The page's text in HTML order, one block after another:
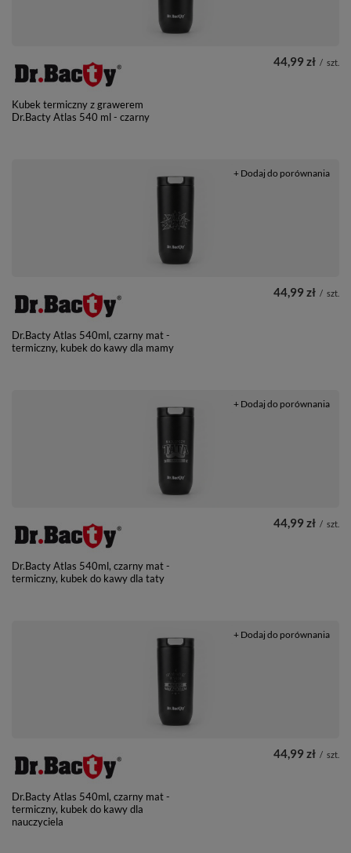
Kubek termiczny z grawerem
Dr.Bacty Atlas 540 ml - czarny
44,99 zł / szt.
Dr.Bacty Atlas 540ml, czarny mat -
termiczny, kubek do kawy dla mamy
44,99 zł / szt.
+ Dodaj do porównania
Dr.Bacty Atlas 540ml, czarny mat -
termiczny, kubek do kawy dla taty
44,99 zł / szt.
+ Dodaj do porównania
Dr.Bacty Atlas 540ml, czarny mat -
termiczny, kubek do kawy dla
nauczyciela
44,99 zł / szt.
+ Dodaj do porównania